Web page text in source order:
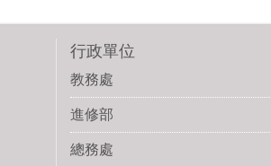
行政單位
教務處
進修部
總務處